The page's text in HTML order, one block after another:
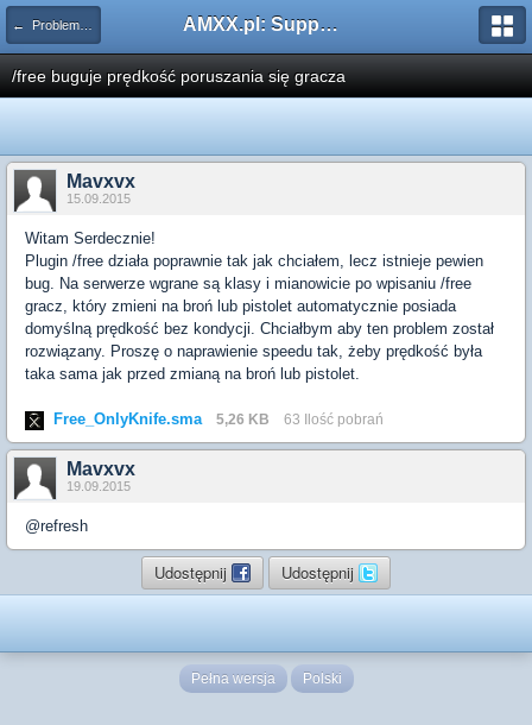
← Problemy z pluginami AMXX.pl: Support AMX Mod X i SourceMod
/free buguje prędkość poruszania się gracza
Mavxvx
15.09.2015
Witam Serdecznie!
Plugin /free działa poprawnie tak jak chciałem, lecz istnieje pewien
bug. Na serwerze wgrane są klasy i mianowicie po wpisaniu /free
gracz, który zmieni na broń lub pistolet automatycznie posiada
domyślną prędkość bez kondycji. Chciałbym aby ten problem został
rozwiązany. Proszę o naprawienie speedu tak, żeby prędkość była
taka sama jak przed zmianą na broń lub pistolet.
Free_OnlyKnife.sma 5,26 KB 63 Ilość pobrań
Mavxvx
19.09.2015
@refresh
Udostępnij Udostępnij
Pełna wersja Polski